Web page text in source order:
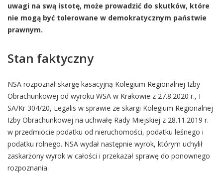
uwagi na swą istotę, może prowadzić do skutków, które
nie mogą być tolerowane w demokratycznym państwie
prawnym.
Stan faktyczny
NSA rozpoznał skargę kasacyjną Kolegium Regionalnej Izby
Obrachunkowej od wyroku WSA w Krakowie z 27.8.2020 r., I
SA/Kr 304/20, Legalis w sprawie ze skargi Kolegium Regionalnej
Izby Obrachunkowej na uchwałę Rady Miejskiej z 28.11.2019 r.
w przedmiocie podatku od nieruchomości, podatku leśnego i
podatku rolnego. NSA wydał następnie wyrok, którym uchylił
zaskarżony wyrok w całości i przekazał sprawę do ponownego
rozpoznania.